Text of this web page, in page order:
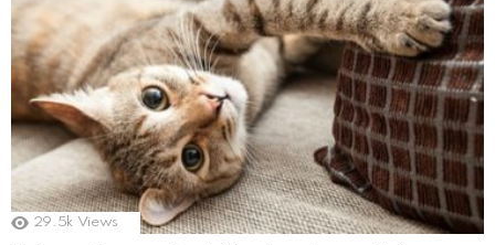
29.5k Views